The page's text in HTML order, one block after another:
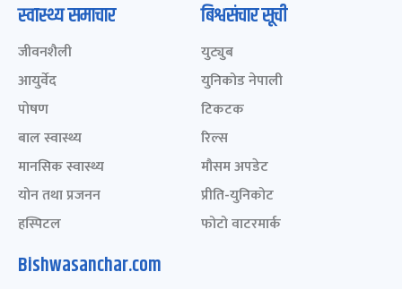
स्वास्थ्य समाचार
जीवनशैली
आयुर्वेद
पोषण
बाल स्वास्थ्य
मानसिक स्वास्थ्य
योन तथा प्रजनन
हस्पिटल
बिश्वसंचार सूची
युट्युब
युनिकोड नेपाली
टिकटक
रिल्स
मौसम अपडेट
प्रीति-युनिकोट
फोटो वाटरमार्क
Bishwasanchar.com